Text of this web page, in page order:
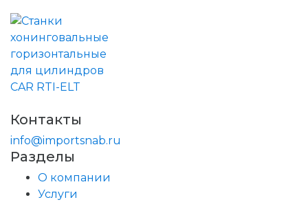
Контакты
info@importsnab.ru
Разделы
О компании
Услуги